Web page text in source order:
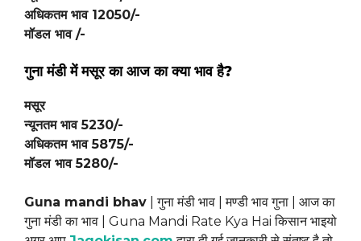
अधिकतम भाव 12050/-
मॉडल भाव /-
गुना मंडी मेंमसूरका आज का क्या भाव है?
मसूर
न्यूनतम भाव5230/-
अधिकतम भाव5875/-
मॉडल भाव5280/-
Guna mandi bhav | गुना मंडी भाव | मण्डी भाव गुना | आज का
गुना मंडी का भाव | Guna Mandi Rate Kya Hai किसान भाइयो